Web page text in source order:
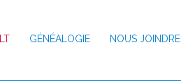
GÉNÉALOGIE NOUS JOINDRE